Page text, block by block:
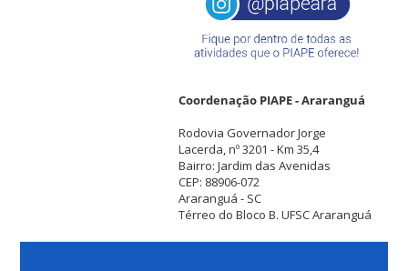
Coordenação PIAPE - Araranguá
Rodovia Governador Jorge
Lacerda, nº 3201 - Km 35,4
Bairro: Jardim das Avenidas
CEP: 88906-072
Araranguá - SC
Térreo do Bloco B. UFSC Araranguá